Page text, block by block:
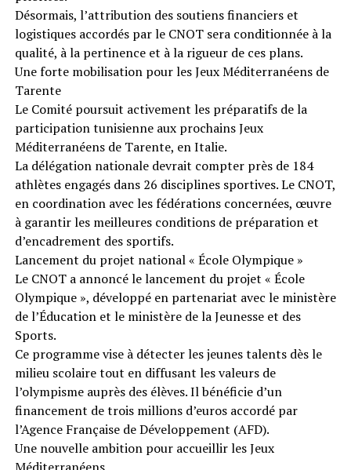
Désormais, l’attribution des soutiens financiers et
logistiques accordés par le CNOT sera conditionnée à la
qualité, à la pertinence et à la rigueur de ces plans.
Une forte mobilisation pour les Jeux Méditerranéens de
Tarente
Le Comité poursuit activement les préparatifs de la
participation tunisienne aux prochains Jeux
Méditerranéens de Tarente, en Italie.
La délégation nationale devrait compter près de 184
athlètes engagés dans 26 disciplines sportives. Le CNOT,
en coordination avec les fédérations concernées, œuvre
à garantir les meilleures conditions de préparation et
d’encadrement des sportifs.
Lancement du projet national « École Olympique »
Le CNOT a annoncé le lancement du projet « École
Olympique », développé en partenariat avec le ministère
de l’Éducation et le ministère de la Jeunesse et des
Sports.
Ce programme vise à détecter les jeunes talents dès le
milieu scolaire tout en diffusant les valeurs de
l’olympisme auprès des élèves. Il bénéficie d’un
financement de trois millions d’euros accordé par
l’Agence Française de Développement (AFD).
Une nouvelle ambition pour accueillir les Jeux